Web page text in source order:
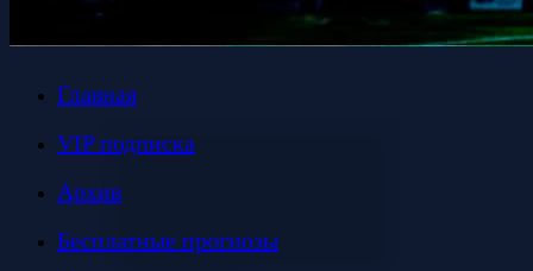
Главная
VIP подписка
Архив
Бесплатные прогнозы